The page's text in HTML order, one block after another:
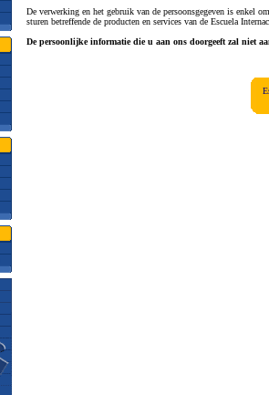
De verwerking en het gebruik van de persoonsgegeven is enkel
sturen betreffende de producten en services van de Escuela
De persoonlijke informatie die u aan ons doorgeeft zal niet